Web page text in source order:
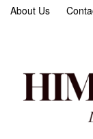
About Us